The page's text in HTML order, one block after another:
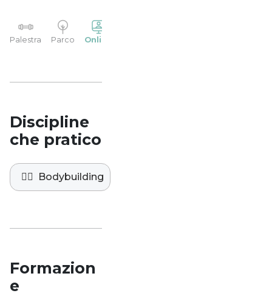
Palestra Parco Online
Discipline
che pratico
🏋️‍♀️ Bodybuilding
Formazion
e